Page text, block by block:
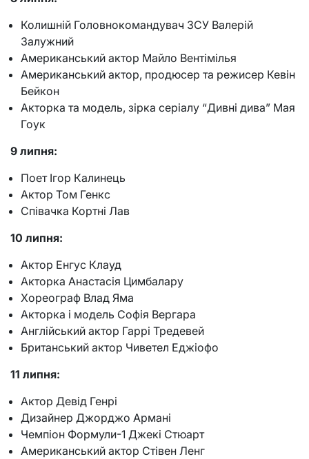
Колишній Головнокомандувач ЗСУ Валерій
Залужний
Американський актор Майло Вентімілья
Американський актор, продюсер та режисер Кевін
Бейкон
Акторка та модель, зірка серіалу “Дивні дива” Мая
Гоук
9 липня:
Поет Ігор Калинець
Актор Том Генкс
Співачка Кортні Лав
10 липня:
Актор Енгус Клауд
Акторка Анастасія Цимбалару
Хореограф Влад Яма
Акторка і модель Софія Вергара
Англійський актор Гаррі Тредевей
Британський актор Чиветел Еджіофо
11 липня:
Актор Девід Генрі
Дизайнер Джорджо Армані
Чемпіон Формули-1 Джекі Стюарт
Американський актор Стівен Ленг